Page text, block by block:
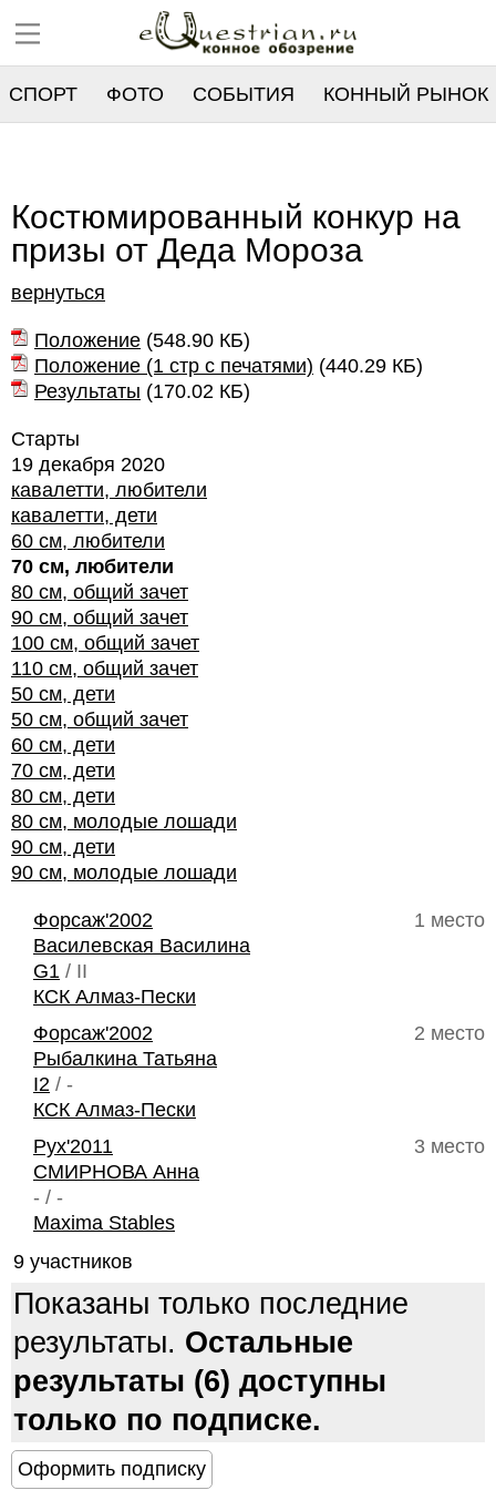
СПОРТ ФОТО СОБЫТИЯ КОННЫЙ РЫНОК
Костюмированный конкур на
призы от Деда Мороза
вернуться
Положение (548.90 КБ)
Положение (1 стр с печатями) (440.29 КБ)
Результаты (170.02 КБ)
Старты
19 декабря 2020
кавалетти, любители
кавалетти, дети
60 см, любители
70 см, любители
80 см, общий зачет
90 см, общий зачет
100 см, общий зачет
110 см, общий зачет
50 см, дети
50 см, общий зачет
60 см, дети
70 см, дети
80 см, дети
80 см, молодые лошади
90 см, дети
90 см, молодые лошади
1 место
Форсаж'2002
Василевская Василина
G1 / II
КСК Алмаз-Пески
2 место
Форсаж'2002
Рыбалкина Татьяна
I2 / -
КСК Алмаз-Пески
3 место
Рух'2011
СМИРНОВА Анна
- / -
Maxima Stables
9 участников
Показаны только последние
результаты. Остальные
результаты (6) доступны
только по подписке.